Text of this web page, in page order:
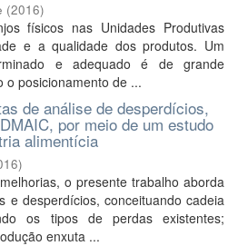
(2016)
físicos nas Unidades Produtivas
e a qualidade dos produtos. Um
e adequado é de grande
o posicionamento de ...
de análise de desperdícios,
por meio de um estudo
alimentícia
)
o presente trabalho aborda
e desperdícios, conceituando cadeia
os tipos de perdas existentes;
enxuta ...